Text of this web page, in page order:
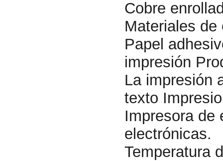
Cobre
Materiales de
Papel
impresión
La impresión
texto
Impresora de
electrónicas.
Temperatura